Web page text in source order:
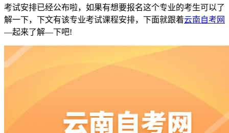
考试安排已经公布啦，如果有想要报名这个专业的考生可以了
解一下，下文有该专业考试课程安排，下面就跟着云南自考网
—起来了解—下吧!